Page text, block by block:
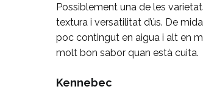
Possiblement una de les
textura i versatilitat d’ús. De
poc contingut en aigua i alt en
molt bon sabor quan està cuita.
Kennebec